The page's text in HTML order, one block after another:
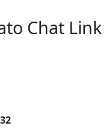
Chat Link